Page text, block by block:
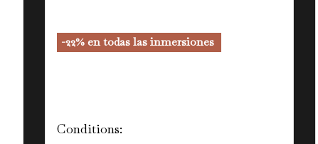
-22% en todas las inmersiones
Conditions: